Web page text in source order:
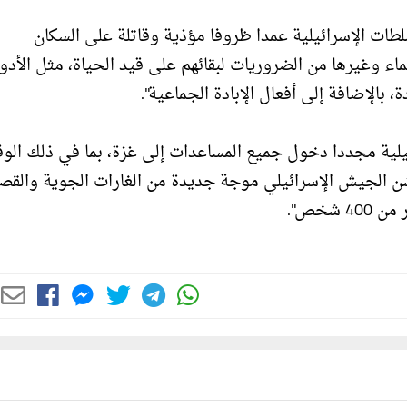
الأول/ اكتوبر 2023، "فرضت السلطات الإسرائيلية عمدا ظروفا مؤذية وقاتلة على السكان
وغيرها من الضروريات لبقائهم على قيد الحياة، مثل
بالإضافة إلى أفعال الإبادة الجماعية".
مجددا دخول جميع المساعدات إلى غزة، بما في ذلك
للقانون الإنساني الدولي، وفي 18 آذار، شن الجيش الإسرائيلي موجة جديدة من الغارات الجوية